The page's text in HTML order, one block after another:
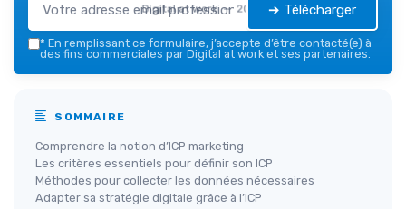
Digital at work — 2026 ➔ Télécharger
* En remplissant ce formulaire, j’accepte d’être contacté(e) à
des fins commerciales par Digital at work et ses partenaires.
SOMMAIRE
Comprendre la notion d’ICP marketing
Les critères essentiels pour définir son ICP
Méthodes pour collecter les données nécessaires
Adapter sa stratégie digitale grâce à l’ICP